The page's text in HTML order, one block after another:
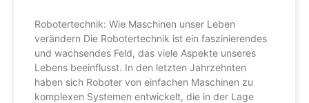
Robotertechnik: Wie Maschinen unser Leben
verändern Die Robotertechnik ist ein faszinierendes
und wachsendes Feld, das viele Aspekte unseres
Lebens beeinflusst. In den letzten Jahrzehnten
haben sich Roboter von einfachen Maschinen zu
komplexen Systemen entwickelt, die in der Lage